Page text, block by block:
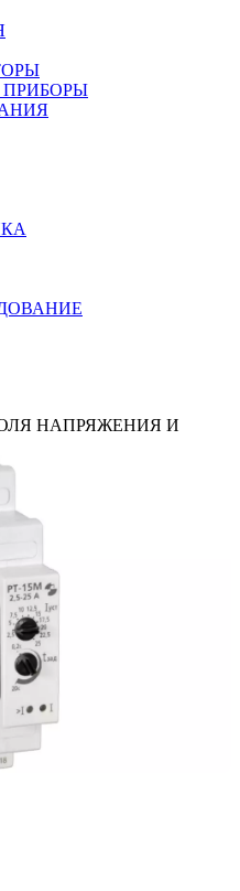
НАПРЯЖЕНИЯ И